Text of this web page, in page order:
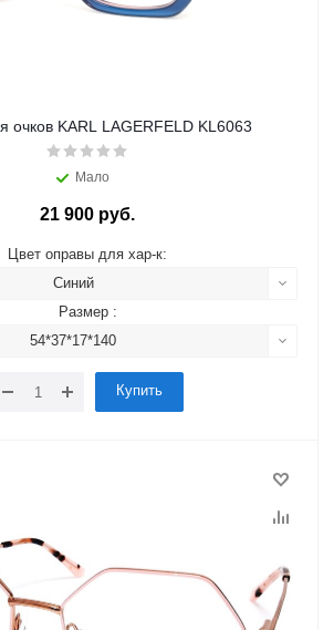
очков KARL LAGERFELD KL6063
Мало
21 900 руб.
Цвет оправы для хар-к:
Синий
Размер :
54*37*17*140
Купить